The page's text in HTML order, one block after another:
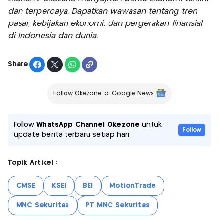
dan terpercaya. Dapatkan wawasan tentang tren
pasar, kebijakan ekonomi, dan pergerakan finansial
di Indonesia dan dunia.
Share
Follow Okezone di Google News
FollowWhatsApp Channel Okezone untuk
update berita terbaru setiap hari
Follow
Topik Artikel :
CMSE KSEI BEI MotionTrade
MNC Sekuritas PT MNC Sekuritas